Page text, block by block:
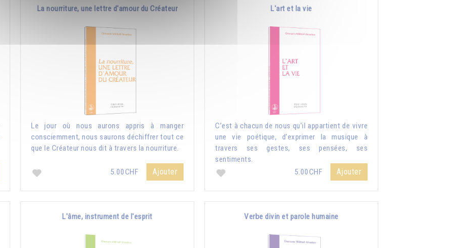
La nourriture, une lettre d'amour du Créateur
Le jour où nous aurons appris à manger
consciemment, nous saurons déchiffrer tout ce
que le Créateur nous dit à travers la nourriture.
5.00CHF Ajouter
L'art et la vie
C’est à chacun de nous qu’il appartient de vivre
une vie poétique, d’exprimer la musique à
travers ses gestes, ses pensées, ses
sentiments.
5.00CHF
Ajouter
L'âme, instrument de l'esprit Verbe divin et parole humaine